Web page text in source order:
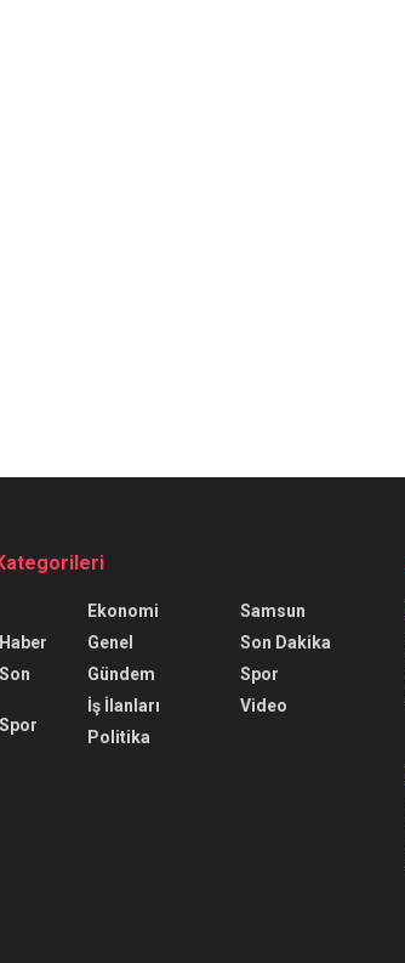
Ekonomi
Genel
Gündem
İş İlanları
Politika
Samsun
Son Dakika
Spor
Video